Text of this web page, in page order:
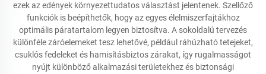
ezek az edények környezettudatos választást jelentenek. Szellőző
funkciók is beépíthetők, hogy az egyes élelmiszerfajtákhoz
optimális páratartalom legyen biztosítva. A sokoldalú tervezés
különféle záróelemeket tesz lehetővé, például ráhúzható tetejeket,
csuklós fedeleket és hamisításbiztos zárakat, így rugalmasságot
nyújt különböző alkalmazási területekhez és biztonsági